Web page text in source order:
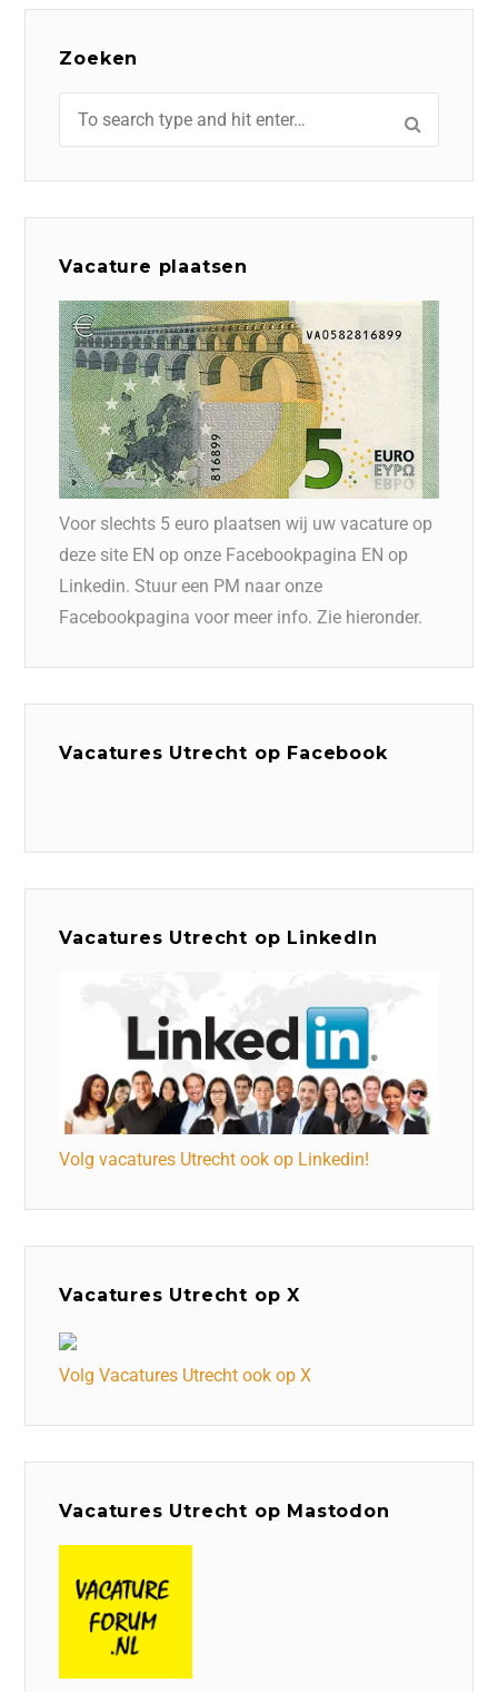
Zoeken
Vacature plaatsen
Voor slechts 5 euro plaatsen wij uw vacature op
deze site EN op onze Facebookpagina EN op
Linkedin. Stuur een PM naar onze
Facebookpagina voor meer info. Zie hieronder.
Vacatures Utrecht op Facebook
Vacatures Utrecht op LinkedIn
Volg vacatures Utrecht ook op Linkedin!
Vacatures Utrecht op X
Volg Vacatures Utrecht ook op X
Vacatures Utrecht op Mastodon